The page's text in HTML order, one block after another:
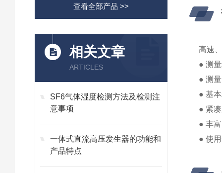
查看全部产品 >>
相关文章
ARTICLES
SF6气体湿度检测方法及检测注
意事项
一体式直流高压发生器的功能和
产品特点
高速
● 测
● 测
● 基
● 紧
● 丰
● 使